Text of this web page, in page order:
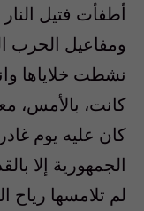
أطفأت فتيل
ومفاعيل الحرب
كانت، بالأمس،
كان عليه يوم
الجمهورية إلا
لم تلامسها